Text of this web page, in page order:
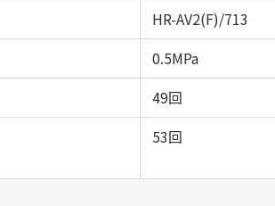
HR-AV2(F)/713
0.5MPa
49回
53回